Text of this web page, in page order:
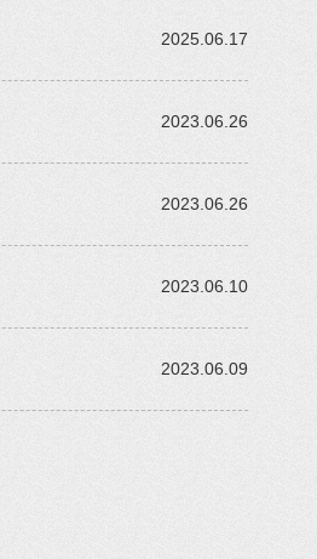
2025.06.17
2023.06.26
2023.06.26
2023.06.10
2023.06.09